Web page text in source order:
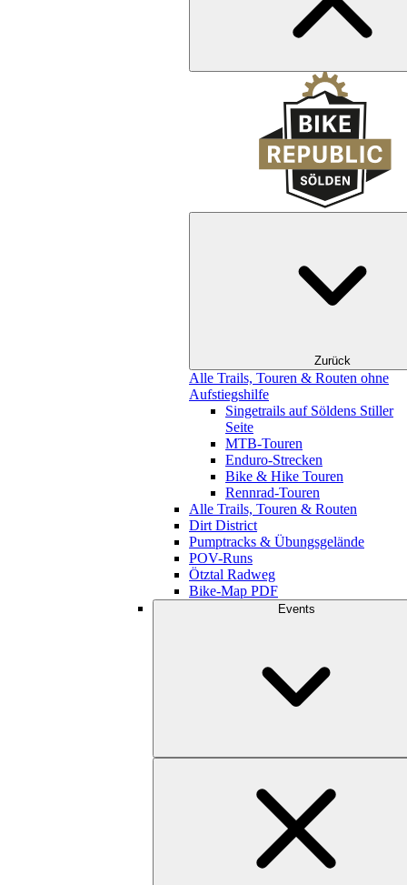
Zurück
Alle Trails, Touren & Routen ohne
Aufstiegshilfe
Singetrails auf Söldens Stiller
Seite
MTB-Touren
Enduro-Strecken
Bike & Hike Touren
Rennrad-Touren
Alle Trails, Touren & Routen
Dirt District
Pumptracks & Übungsgelände
POV-Runs
Ötztal Radweg
Bike-Map PDF
Events